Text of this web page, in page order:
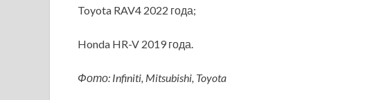
Toyota RAV4 2022 года;
Honda HR-V 2019 года.
Фото: Infiniti, Mitsubishi, Toyota